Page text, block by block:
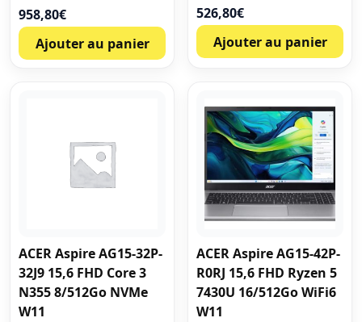
958,80€
Ajouter au panier
526,80€
Ajouter au panier
ACER Aspire AG15-32P-
32J9 15,6 FHD Core 3
N355 8/512Go NVMe
W11
ACER Aspire AG15-42P-
R0RJ 15,6 FHD Ryzen 5
7430U 16/512Go WiFi6
W11